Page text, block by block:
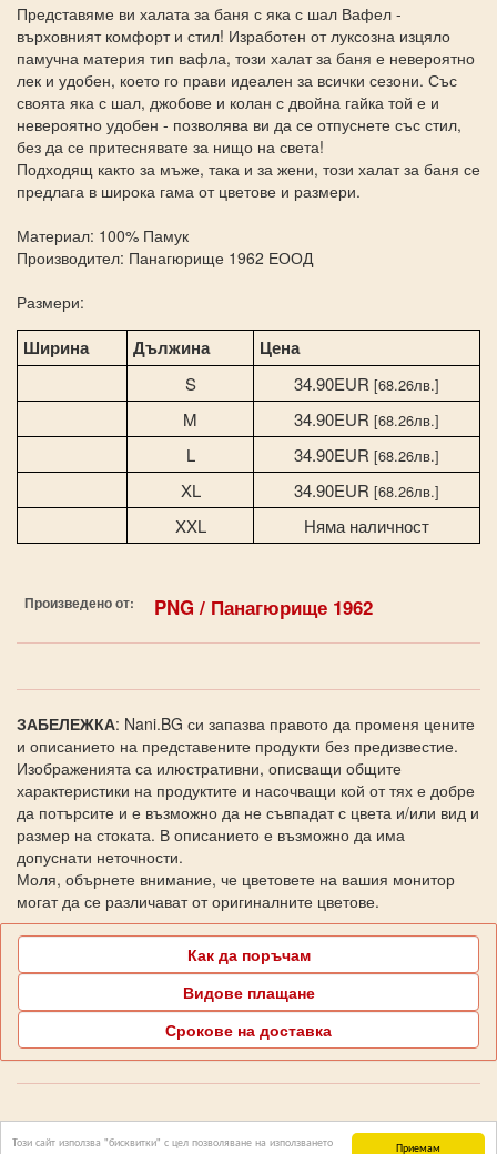
Приемам
Този сайт използва "бисквитки" с цел позволяване на използването
Представяме ви халата за баня с яка с шал Вафел -
върховният комфорт и стил! Изработен от луксозна изцяло
памучна материя тип вафла, този халат за баня е невероятно
лек и удобен, което го прави идеален за всички сезони. Със
своята яка с шал, джобове и колан с двойна гайка той е и
невероятно удобен - позволява ви да се отпуснете със стил,
без да се притеснявате за нищо на света!
Подходящ както за мъже, така и за жени, този халат за баня се
предлага в широка гама от цветове и размери.
Материал: 100% Памук
Производител: Панагюрище 1962 ЕООД
Размери:
Ширина Дължина Цена
S 34.90EUR [68.26лв.]
M 34.90EUR [68.26лв.]
L 34.90EUR [68.26лв.]
XL 34.90EUR [68.26лв.]
XXL Няма наличност
Произведено от: PNG / Панагюрище 1962
ЗАБЕЛЕЖКА: Nani.BG си запазва правото да променя цените
и описанието на представените продукти без предизвестие.
Изображенията са илюстративни, описващи общите
характеристики на продуктите и насочващи кой от тях е добре
да потърсите и е възможно да не съвпадат с цвета и/или вид и
размер на стоката. В описанието е възможно да има
допуснати неточности.
Моля, обърнете внимание, че цветовете на вашия монитор
могат да се различават от оригиналните цветове.
Как да поръчам
Видове плащане
Срокове на доставка
Поддръжка Nani.BG